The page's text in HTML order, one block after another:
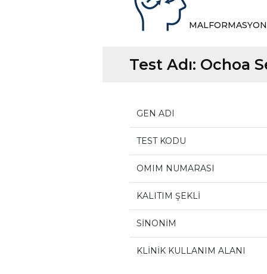
Test Adı: Ochoa
GEN ADI
TEST KODU
OMIM NUMARASI
KALITIM ŞEKLİ
SİNONİM
KLİNİK KULLANIM ALANI